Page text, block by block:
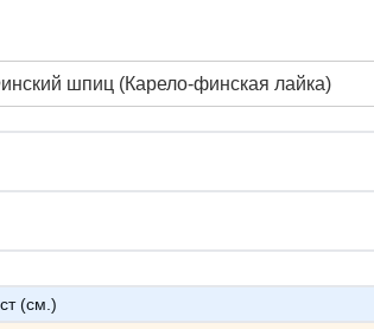
шпиц (Карело-финская лайка)
(см.)